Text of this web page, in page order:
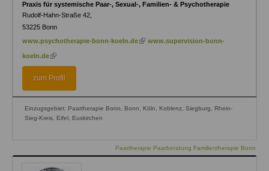
Praxis für systemische Paar-, Sexual-, Familien- & Psychotherapie
Rudolf-Hahn-Straße 42,
53225 Bonn
www.psychotherapie-bonn-koeln.de (linkwww.supervision-bonn-
koeln.de (link
zum Profil
Einzugsgebiet: Paartherapie Bonn, Bonn, Köln, Koblenz, Siegburg, Rhein-
Sieg-Kreis, Eifel, Euskirchen
Paartherapie Paarberatung Familientherapie Bonn